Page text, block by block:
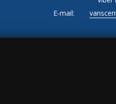
E-mail: